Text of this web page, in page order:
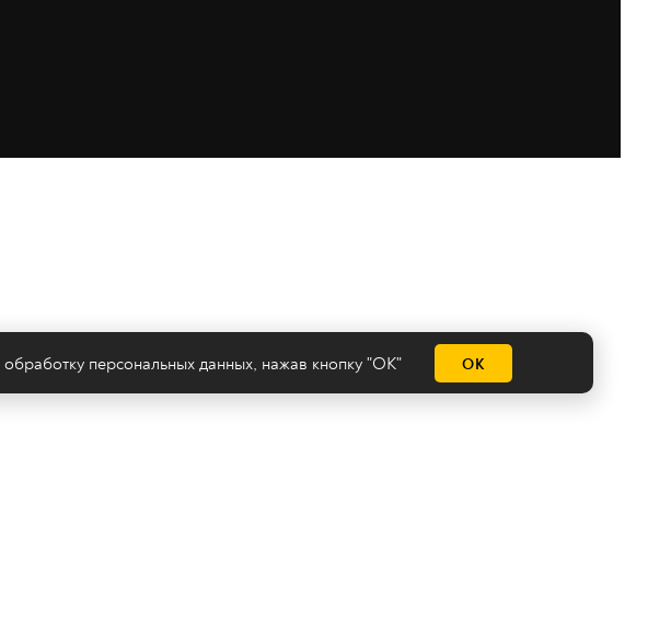
обработку персональных данных, нажав кнопку "ОК" ОК